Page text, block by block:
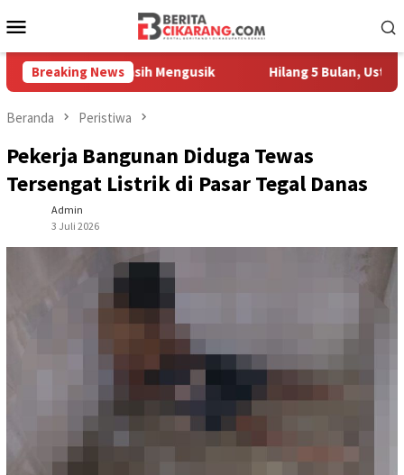
ke
Mobile
Breaking News
Masih Mengusik Hilang 5 Bulan, Ustadz Ujang
Beranda Peristiwa
Pekerja Bangunan Diduga Tewas
Tersengat Listrik di Pasar Tegal Danas
Admin
3 Juli 2026